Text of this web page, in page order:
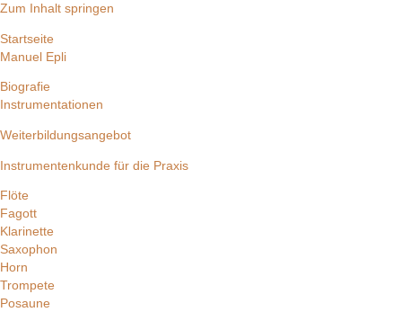
Zum Inhalt springen
Startseite
Manuel Epli
Biografie
Instrumentationen
Weiterbildungsangebot
Instrumentenkunde für die Praxis
Flöte
Fagott
Klarinette
Saxophon
Horn
Trompete
Posaune